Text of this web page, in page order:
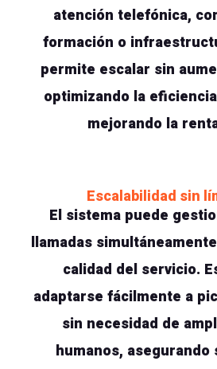
atención telefónica,
formación o
permite escalar sin
optimizando la
mejorando la
Escalabilidad sin
El sistema puede
llamadas
calidad del servicio.
adaptarse fácilmente a
sin necesidad de
humanos, asegurando